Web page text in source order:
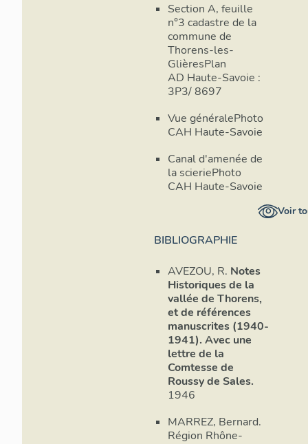
Section A, feuille
n°3 cadastre de la
commune de
Thorens-les-
GlièresPlan
AD Haute-Savoie :
3P3/ 8697
Vue généralePhoto
CAH Haute-Savoie
Canal d'amenée de
la scieriePhoto
CAH Haute-Savoie
Voir
BIBLIOGRAPHIE
AVEZOU, R. Notes
Historiques de la
vallée de Thorens,
et de références
manuscrites (1940-
1941). Avec une
lettre de la
Comtesse de
Roussy de Sales.
1946
MARREZ, Bernard.
Région Rhône-